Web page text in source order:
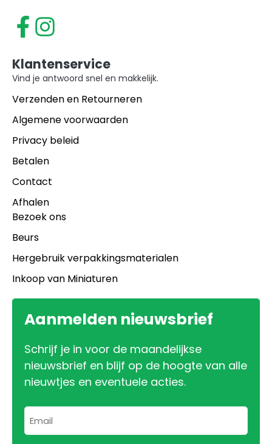
Klantenservice
Vind je antwoord snel en makkelijk.
Verzenden en Retourneren
Algemene voorwaarden
Privacy beleid
Betalen
Contact
Afhalen
Bezoek ons
Beurs
Hergebruik verpakkingsmaterialen
Inkoop van Miniaturen
Aanmelden nieuwsbrief
Schrijf je in voor de maandelijkse
nieuwsbrief en blijf op de hoogte van alle
nieuwtjes en eventuele acties.